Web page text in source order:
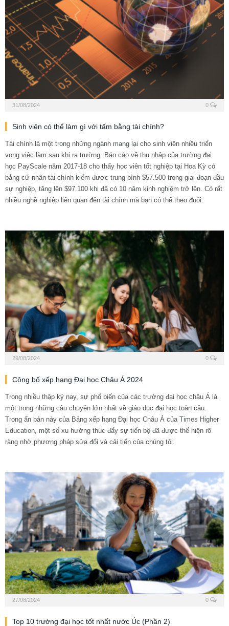
31/08/2024 0
Sinh viên có thể làm gì với tấm bằng tài chính?
Tài chính là một trong những ngành mang lại cho sinh viên nhiều triển
vọng việc làm sau khi ra trường. Báo cáo về thu nhập của trường đại
học PayScale năm 2017-18 cho thấy học viên tốt nghiệp tại Hoa Kỳ có
bằng cử nhân tài chính kiếm được trung bình $57.500 trong giai đoạn đầu
sự nghiệp, tăng lên $97.100 khi đã có 10 năm kinh nghiệm trở lên. Có rất
nhiều nghề nghiệp liên quan đến tài chính mà bạn có thể theo đuổi.
29/08/2024 0
Công bố xếp hạng Đại học Châu Á 2024
Trong nhiều thập kỷ nay, sự phổ biến của các trường đại học châu Á là
một trong những câu chuyện lớn nhất về giáo dục đại học toàn cầu.
Trong ấn bản này của Bảng xếp hạng Đại học Châu Á của Times Higher
Education, một số xu hướng thúc đẩy sự tiến bộ đã được thể hiện rõ
ràng nhờ phương pháp sửa đổi và cải tiến của chúng tôi.
27/08/2024 0
Top 10 trường đại học tốt nhất nước Úc (Phần 2)